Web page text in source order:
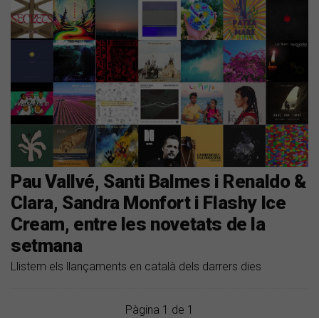
Pau Vallvé, Santi Balmes i Renaldo &
Clara, Sandra Monfort i Flashy Ice
Cream, entre les novetats de la
setmana
Llistem els llançaments en català dels darrers dies
Pàgina 1 de 1